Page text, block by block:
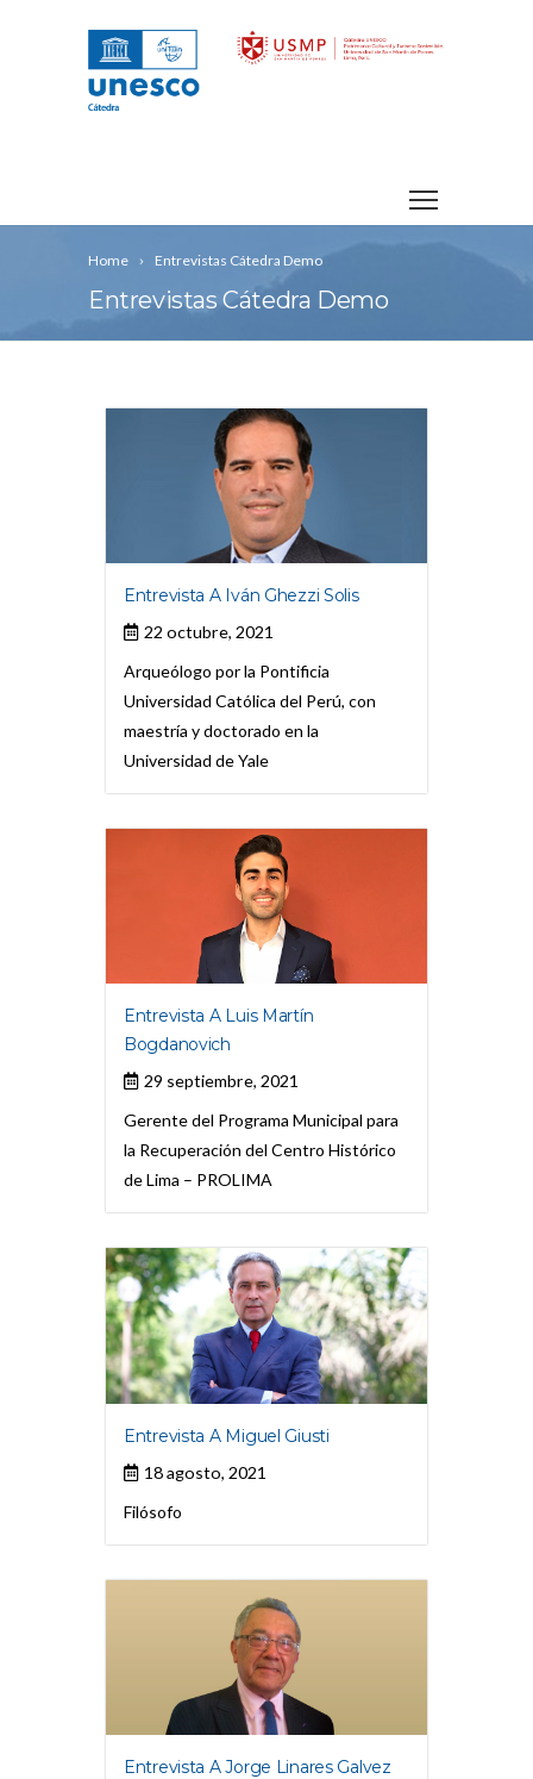
Home Entrevistas Cátedra Demo
Entrevistas Cátedra Demo
Entrevista A Iván Ghezzi Solis
22 octubre, 2021
Arqueólogo por la Pontificia
Universidad Católica del Perú, con
maestría y doctorado en la
Universidad de Yale
Entrevista A Luis Martín
Bogdanovich
29 septiembre, 2021
Gerente del Programa Municipal para
la Recuperación del Centro Histórico
de Lima – PROLIMA
Entrevista A Miguel Giusti
18 agosto, 2021
Filósofo
Entrevista A Jorge Linares Galvez